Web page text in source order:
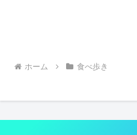
ホーム 食べ歩き